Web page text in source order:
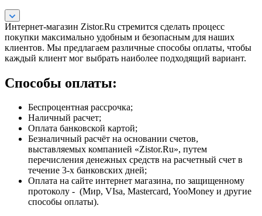
Интернет-магазин Zistor.Ru стремится сделать процесс
покупки максимально удобным и безопасным для наших
клиентов. Мы предлагаем различные способы оплаты, чтобы
каждый клиент мог выбрать наиболее подходящий вариант.
Способы оплаты:
Беспроцентная рассрочка;
Наличный расчет;
Оплата банковской картой;
Безналичный расчёт на основании счетов,
выставляемых компанией «Zistor.Ru», путем
перечисления денежных средств на расчетный счет в
течение 3-х банковских дней;
Оплата на сайте интернет магазина, по защищенному
протоколу - (Мир, VIsa, Mastercard, YooMoney и другие
способы оплаты).